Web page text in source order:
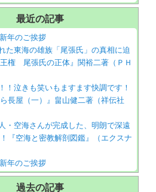
最近の記事
年のご挨拶
た東海の雄族「尾張氏」の真相に迫
権 尾張氏の正体』関裕二著（ＰＨ
！泣きも笑いもますます快調です！
長屋（一）』畠山健二著（祥伝社
・空海さんが完成した、明朗で深遠
『空海と密教解剖図鑑』（エクスナ
年のご挨拶
過去の記事